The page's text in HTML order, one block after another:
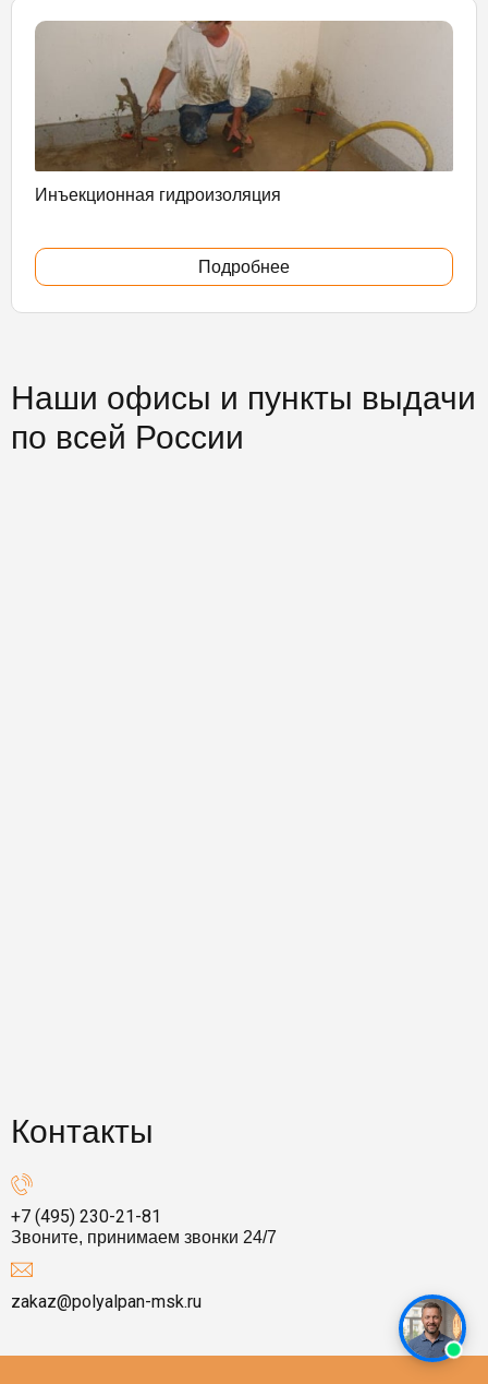
Инъекционная гидроизоляция
Подробнее
Наши офисы и пункты выдачи
по всей России
Контакты
+7 (495) 230-21-81
Звоните, принимаем звонки 24/7
zakaz@polyalpan-msk.ru